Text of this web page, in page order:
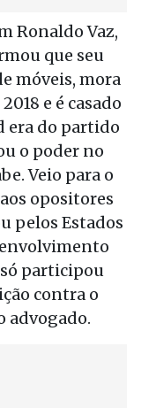
Ronaldo Vaz,
que seu
móveis, mora
e é casado
era do partido
o poder no
Veio para o
opositores
pelos Estados
participou
contra o
advogado.